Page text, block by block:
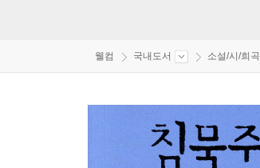
웰컴 국내도서 소설/시/희곡